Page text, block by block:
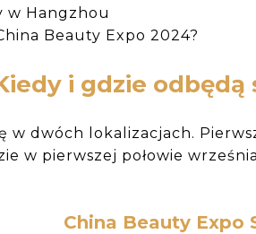
w Hangzhou
Beauty Expo 2024?
i gdzie odbędą
w dwóch lokalizacjach.
w pierwszej połowie
China Beauty Expo